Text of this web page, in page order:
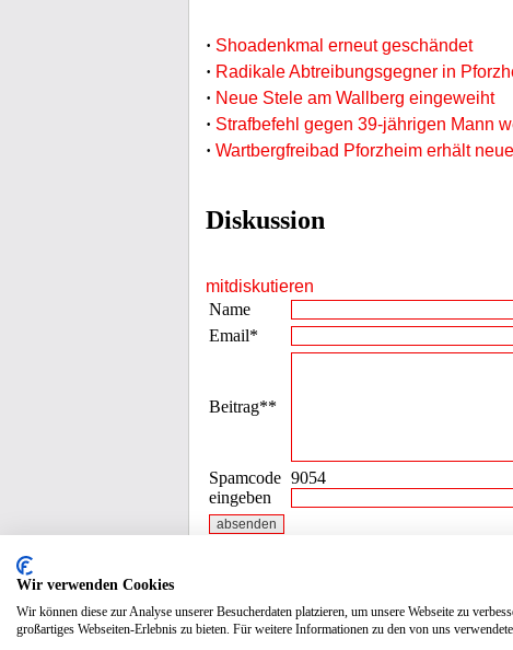
· Shoadenkmal erneut geschändet
· Radikale Abtreibungsgegner in
· Neue Stele am Wallberg eingeweiht
· Strafbefehl gegen 39-jährigen Mann
· Wartbergfreibad Pforzheim erhält
Diskussion
mitdiskutieren
Name
Email*
Beitrag**
Spamcode
eingeben
9054
Datenschutz / Impressum
Wir verwenden Cookies
Wir können diese zur Analyse unserer Besucherdaten platzieren, um unsere Webseite zu
großartiges Webseiten-Erlebnis zu bieten. Für weitere Informationen zu den von uns